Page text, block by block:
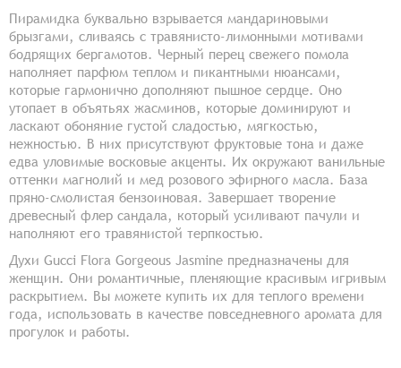
Пирамидка буквально взрывается мандариновыми
брызгами, сливаясь с травянисто-лимонными мотивами
бодрящих бергамотов. Черный перец свежего помола
наполняет парфюм теплом и пикантными нюансами,
которые гармонично дополняют пышное сердце. Оно
утопает в объятьях жасминов, которые доминируют и
ласкают обоняние густой сладостью, мягкостью,
нежностью. В них присутствуют фруктовые тона и даже
едва уловимые восковые акценты. Их окружают ванильные
оттенки магнолий и мед розового эфирного масла. База
пряно-смолистая бензоиновая. Завершает творение
древесный флер сандала, который усиливают пачули и
наполняют его травянистой терпкостью.
Духи Gucci Flora Gorgeous Jasmine предназначены для
женщин. Они романтичные, пленяющие красивым игривым
раскрытием. Вы можете купить их для теплого времени
года, использовать в качестве повседневного аромата для
прогулок и работы.